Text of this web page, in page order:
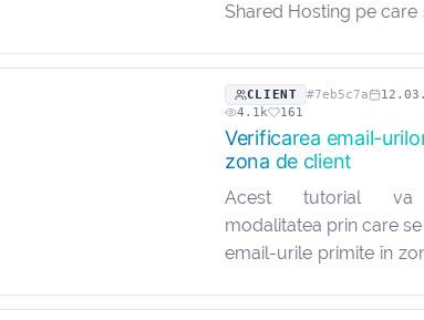
Shared Hosting pe care
Firewall. În cazul în
accesa orice site, mai
găzduit…
CLIENT #7eb5c7a
4.1k
161
Verificarea email-
zona de client
Acest tutorial va
modalitatea prin care
email-urile primite în
curent cu e-mail-